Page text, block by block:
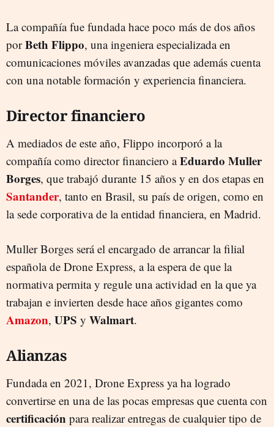
La compañía fue fundada hace poco más de dos años
porBeth Flippo, una ingeniera especializada en
comunicaciones móviles avanzadas que además cuenta
con una notable formación y experiencia financiera.
Director financiero
A mediados de este año, Flippo incorporó a la
compañía como director financiero aEduardo Muller
Borges, que trabajó durante 15 años y en dos etapas en
Santander, tanto en Brasil, su país de origen, como en
la sede corporativa de la entidad financiera, en Madrid.
Muller Borges será el encargado de arrancar la filial
española de Drone Express, a la espera de que la
normativa permita y regule una actividad en la que ya
trabajan e invierten desde hace años gigantes como
Amazon, UPS y Walmart.
Alianzas
Fundada en 2021, Drone Express ya ha logrado
convertirse en una de las pocas empresas que cuenta con
certificación para realizar entregas de cualquier tipo de